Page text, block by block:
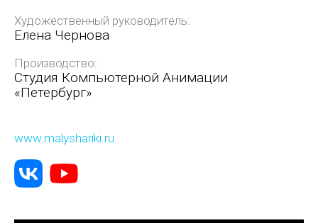
Художественный руководитель:
Елена Чернова
Производство:
Студия Компьютерной Анимации
«Петербург»
www.malyshariki.ru